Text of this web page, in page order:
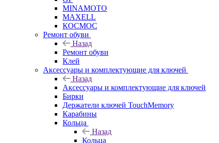
MINAMOTO
MAXELL
КОСМОС
Ремонт обуви
Назад
Ремонт обуви
Клей
Аксессуары и комплектующие для ключей
Назад
Аксессуары и комплектующие для ключей
Бирки
Держатели ключей TouchMemory
Карабины
Кольца
Назад
Кольца